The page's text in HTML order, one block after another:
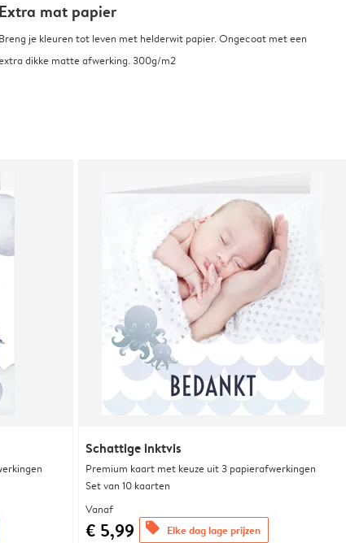
Extra mat papier
Breng je kleuren tot leven met helderwit papier. Ongecoat met een
dikke matte afwerking. 300g/m2
Schattige inktvis
Premium kaart met keuze uit 3 papierafwerkingen
Set van 10 kaarten
Vanaf
€ 5,99 offers Elke dag lage prijzen